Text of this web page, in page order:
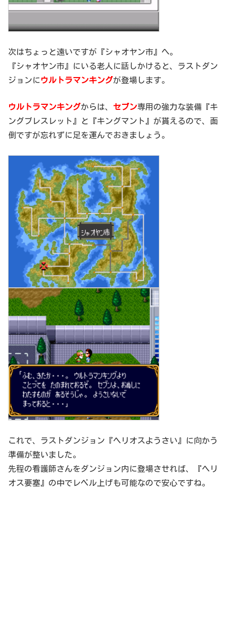
次はちょっと遠いですが『シャオヤン市』へ。
『シャオヤン市』にいる老人に話しかけると、ラストダン
ジョンに ウルトラマンキングが登場します。
ウルトラマンキングからは、 セブン専用の強力な装備『キ
ングブレスレット』と『キングマント』が貰えるので、面
倒ですが忘れずに足を運んでおきましょう。
これで、ラストダンジョン『ヘリオスようさい』に向かう
準備が整いました。
先程の看護師さんをダンジョン内に登場させれば、『ヘリ
オス要塞』の中でレベル上げも可能なので安心ですね。